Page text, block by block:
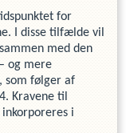
for
I disse tilfælde vil
med den
og mere
som følger af
Kravene til
i